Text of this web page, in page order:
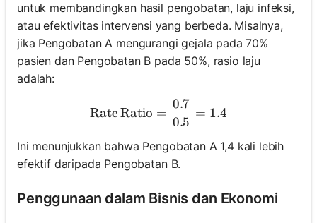
untuk membandingkan hasil pengobatan, laju infeksi,
atau efektivitas intervensi yang berbeda. Misalnya,
jika Pengobatan A mengurangi gejala pada 70%
pasien dan Pengobatan B pada 50%, rasio laju
adalah:
\text{Rate Ratio} =
Rate Ratio =
0.5
0.7
= 1.4
Ini menunjukkan bahwa Pengobatan A 1,4 kali lebih
efektif daripada Pengobatan B.
Penggunaan dalam Bisnis dan Ekonomi